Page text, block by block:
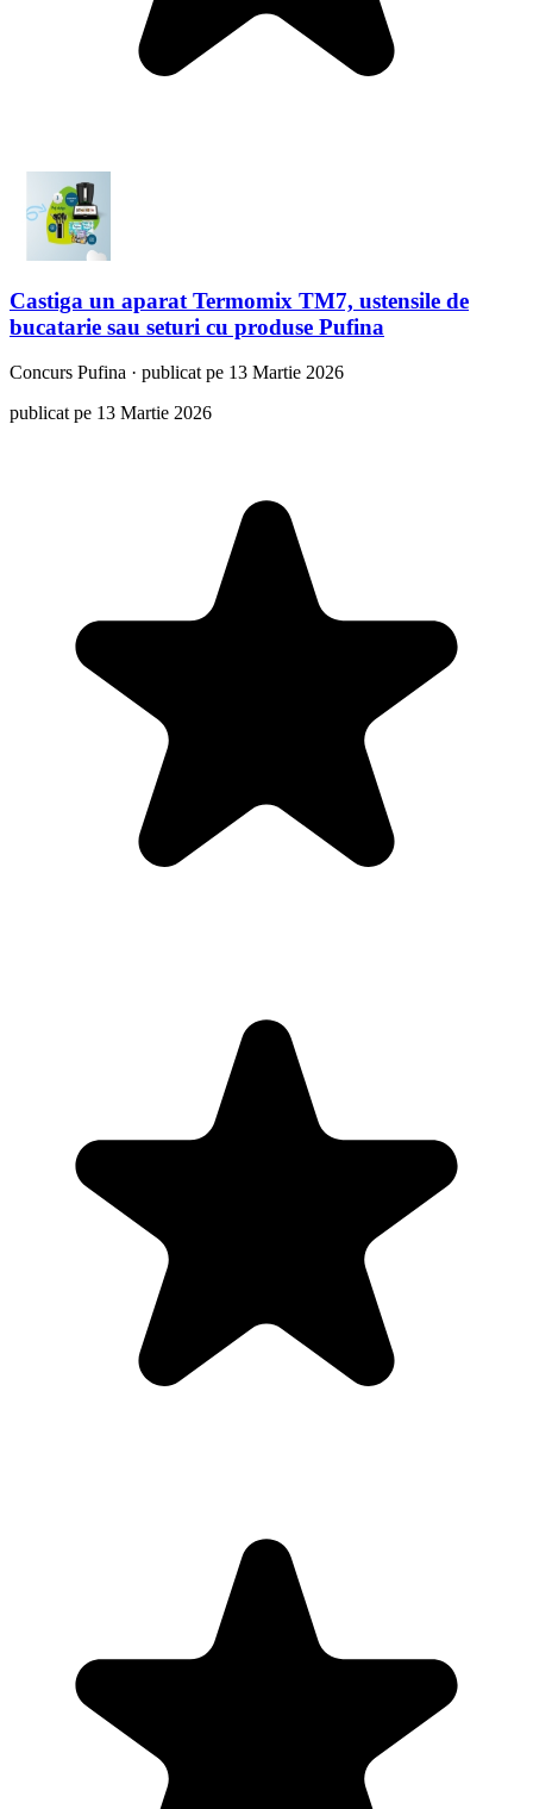
Castiga un aparat Termomix TM7, ustensile de
bucatarie sau seturi cu produse Pufina
Concurs Pufina · publicat pe 13 Martie 2026
publicat pe 13 Martie 2026